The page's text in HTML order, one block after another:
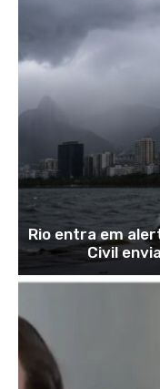
Rio entra em
Civil